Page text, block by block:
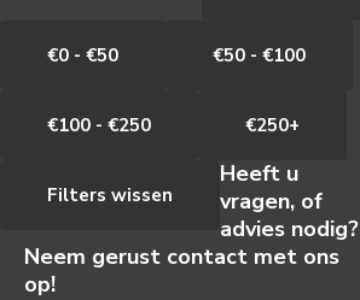
€0 - €50 €50 - €100
€100 - €250 €250+
Filters wissen
Heeft u
vragen, of
advies nodig?
Neem gerust contact met ons
op!